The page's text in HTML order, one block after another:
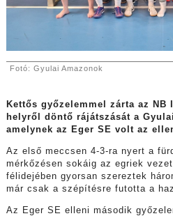
Fotó: Gyulai Amazonok
Kettős győzelemmel zárta az NB
helyről döntő rájátszását a
amelynek az Eger SE volt az
Az első meccsen 4-3-ra nyert a
mérkőzésen sokáig az egriek
félidejében gyorsan szereztek
már csak a szépítésre futotta a
Az Eger SE elleni második